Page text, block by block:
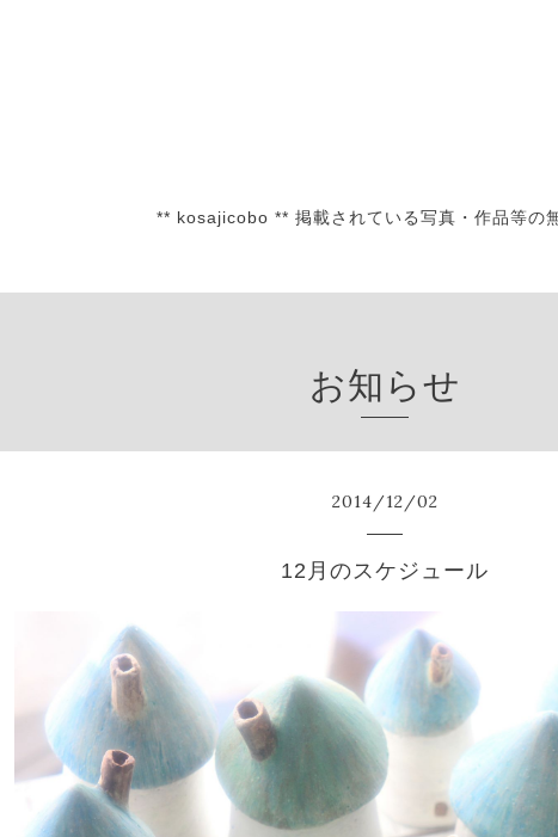
** kosajicobo ** 掲載されている写真・作品等の
お知らせ
2014/12/02
12月のスケジュール